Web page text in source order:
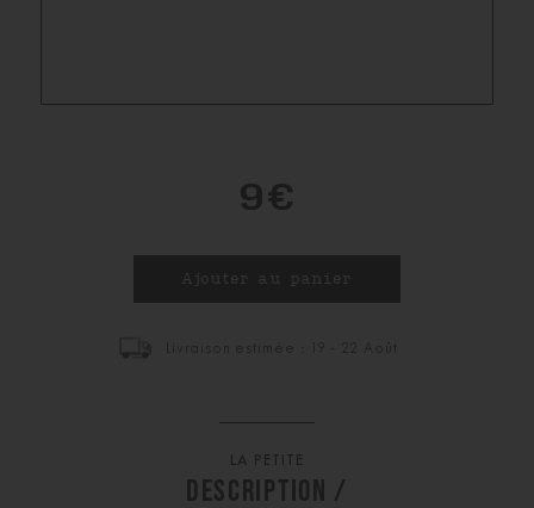
9€
Livraison estimée : 19 - 22 Août
LA PETITE
DESCRIPTION /